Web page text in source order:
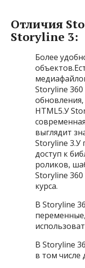
Отличия
Storyline 3:
Более
Storyline
HTML5.У
выглядит
Storyline 3.У
доступ к
роликов,
Storyline
курса.
В Storyline
В Storyline
в том числе